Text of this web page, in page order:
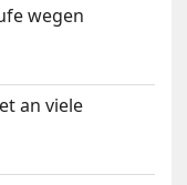
wegen
an viele